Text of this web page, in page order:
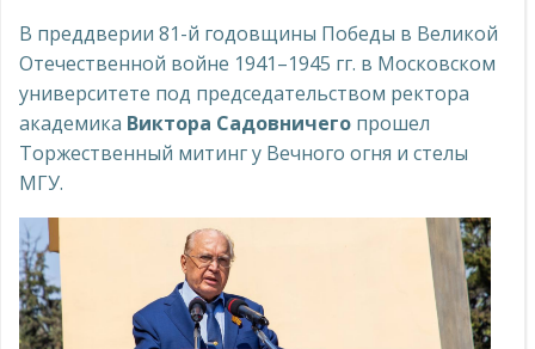
В преддверии 81-й годовщины Победы в Великой
Отечественной войне 1941–1945 гг. в Московском
университете под председательством ректора
академика Виктора Садовничего прошел
Торжественный митинг у Вечного огня и стелы
МГУ.